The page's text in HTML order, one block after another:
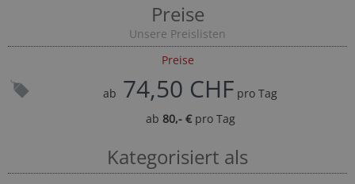
Preise
Unsere Preislisten
Preise
ab 74,50 CHF pro Tag
ab 80,- €pro Tag
Kategorisiert als